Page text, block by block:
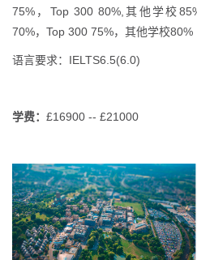
75%，Top 300 80%,其他学校
70%，Top 300 75%，其他学校80%
语言要求：IELTS6.5(6.0)
学费： £16900 -- £21000